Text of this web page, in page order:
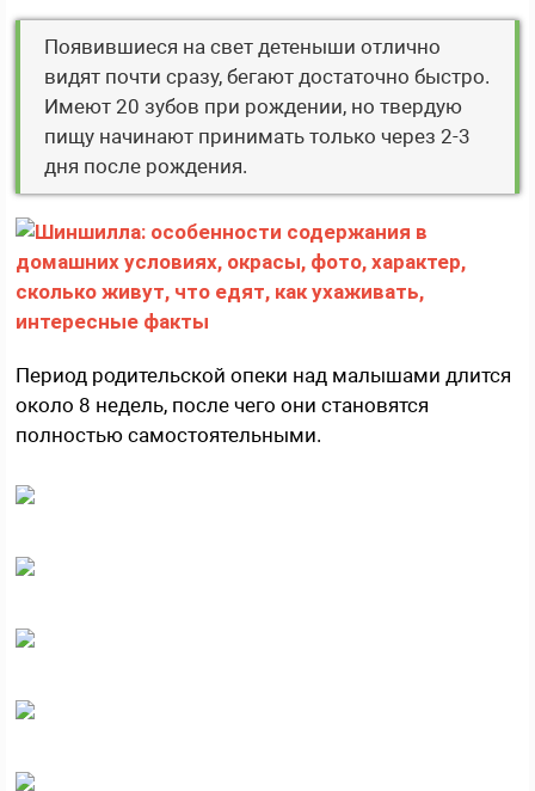
Появившиеся на свет детеныши отлично
видят почти сразу, бегают достаточно быстро.
Имеют 20 зубов при рождении, но твердую
пищу начинают принимать только через 2-3
дня после рождения.
Период родительской опеки над малышами длится
около 8 недель, после чего они становятся
полностью самостоятельными.